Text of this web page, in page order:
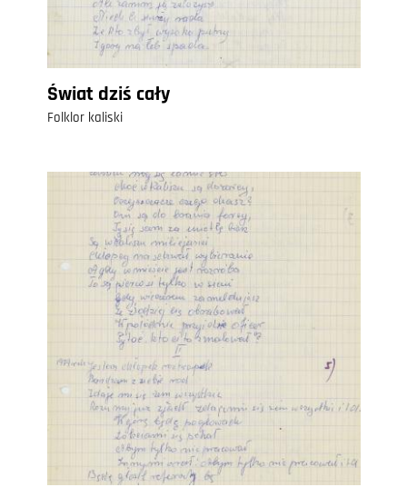
Świat dziś cały
Folklor kaliski